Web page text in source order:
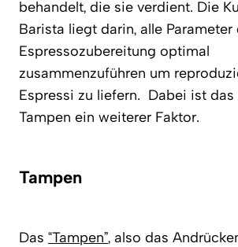
behandelt, die sie verdient. Die
Barista liegt darin, alle Parameter
Espressozubereitung optimal
zusammenzuführen um
Espressi zu liefern. Dabei ist das
Tampen ein weiterer Faktor.
Tampen
Das “Tampen”, also das